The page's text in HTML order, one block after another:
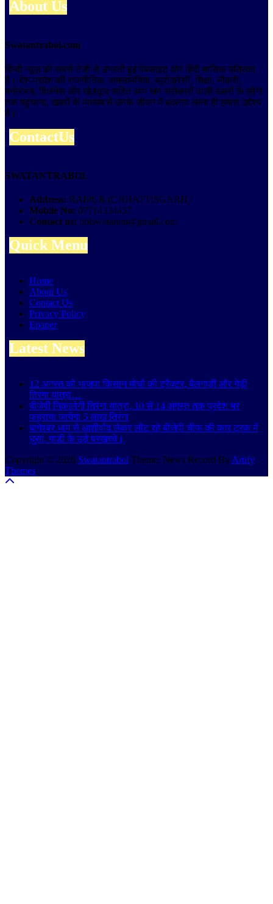
About Us
Swatantrabol.com
हिन्दी न्यूज़ की सबसे तेजी से उभरती हुई वेबसाइट और हिंदी मासिक पत्रिका
है। देश-प्रदेश की राजनीतिक, समसामयिक, ब्यूरोक्रेसी, शिक्षा, नौकरी,
मनोरंजन, बिजनेस और खेलकूद सहित आम जन सरोकारों वाली खबरों के लोगो
तक पहुंचाना, खबरों के माध्यम से उनके जीवन में बदलाव लाना ही हमारा उद्देश्य
है।
ContactUs
SWATANTRABOL
Address: RAIPUR (CHHATTISGARH)
Mobile No: 07714334457
Contact us: bolswatantra@gmail.com
Quick Menu
Home
About Us
Contact Us
Privacy Policy
Epaper
Latest News
12 अगस्त को भाजपा किसान मोर्चा की ट्रैक्टर, बैलगाड़ी और गेड़ी
तिरंगा यात्रा…
बीजेपी निकालेगी तिरंगा यात्रा, 10 से 14 अगस्त तक प्रदेश भर
फहराया जायेगा 5 लाख तिरंगा
बागेश्वर धाम से आशीर्वाद लेकर लौट रहे बीजेपी चीफ की कार ट्रक में
घुसा, गाडी के उड़े परखच्चे।
Copyright © 2026 Swatantrabol Theme: News Record By Artify
Themes.